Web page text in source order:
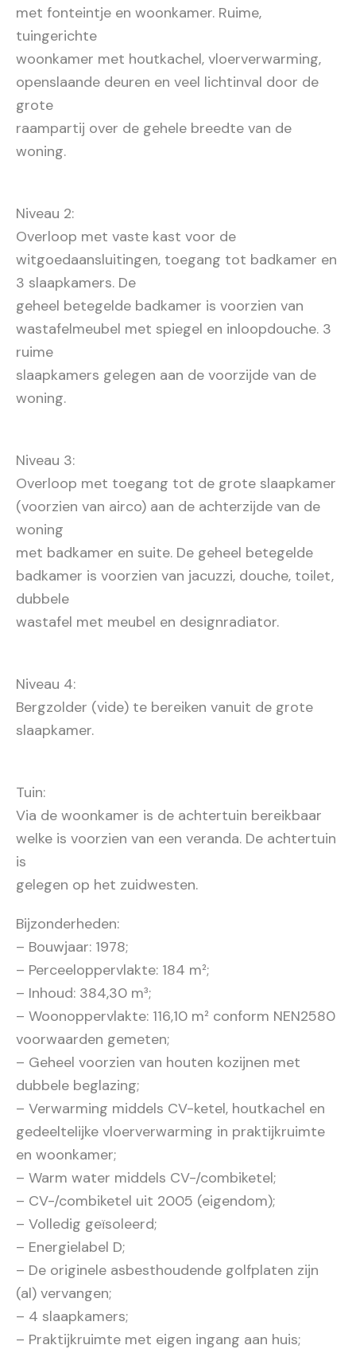
met fonteintje en woonkamer. Ruime,
tuingerichte
woonkamer met houtkachel, vloerverwarming,
openslaande deuren en veel lichtinval door de
grote
raampartij over de gehele breedte van de
woning.
Niveau 2:
Overloop met vaste kast voor de
witgoedaansluitingen, toegang tot badkamer en
3 slaapkamers. De
geheel betegelde badkamer is voorzien van
wastafelmeubel met spiegel en inloopdouche. 3
ruime
slaapkamers gelegen aan de voorzijde van de
woning.
Niveau 3:
Overloop met toegang tot de grote slaapkamer
(voorzien van airco) aan de achterzijde van de
woning
met badkamer en suite. De geheel betegelde
badkamer is voorzien van jacuzzi, douche, toilet,
dubbele
wastafel met meubel en designradiator.
Niveau 4:
Bergzolder (vide) te bereiken vanuit de grote
slaapkamer.
Tuin:
Via de woonkamer is de achtertuin bereikbaar
welke is voorzien van een veranda. De achtertuin
is
gelegen op het zuidwesten.
Bijzonderheden:
– Bouwjaar: 1978;
– Perceeloppervlakte: 184 m²;
– Inhoud: 384,30 m³;
– Woonoppervlakte: 116,10 m² conform NEN2580
voorwaarden gemeten;
– Geheel voorzien van houten kozijnen met
dubbele beglazing;
– Verwarming middels CV-ketel, houtkachel en
gedeeltelijke vloerverwarming in praktijkruimte
en woonkamer;
– Warm water middels CV-/combiketel;
– CV-/combiketel uit 2005 (eigendom);
– Volledig geïsoleerd;
– Energielabel D;
– De originele asbesthoudende golfplaten zijn
(al) vervangen;
– 4 slaapkamers;
– Praktijkruimte met eigen ingang aan huis;